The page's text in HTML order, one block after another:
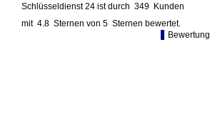
Schlüsseldienst 24 ist durch 349 Kunden
mit 4.8 Sternen von 5 Sternen bewertet.
Bewertung